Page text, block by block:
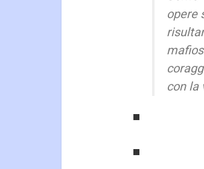
opere
con la